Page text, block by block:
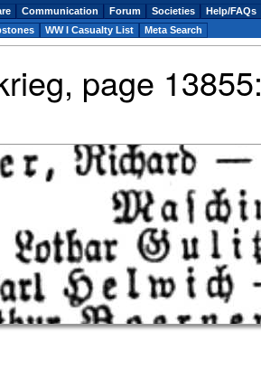
page 13855:
Communication Forum Societies
Help/FAQs
WW I Casualty List Meta Search